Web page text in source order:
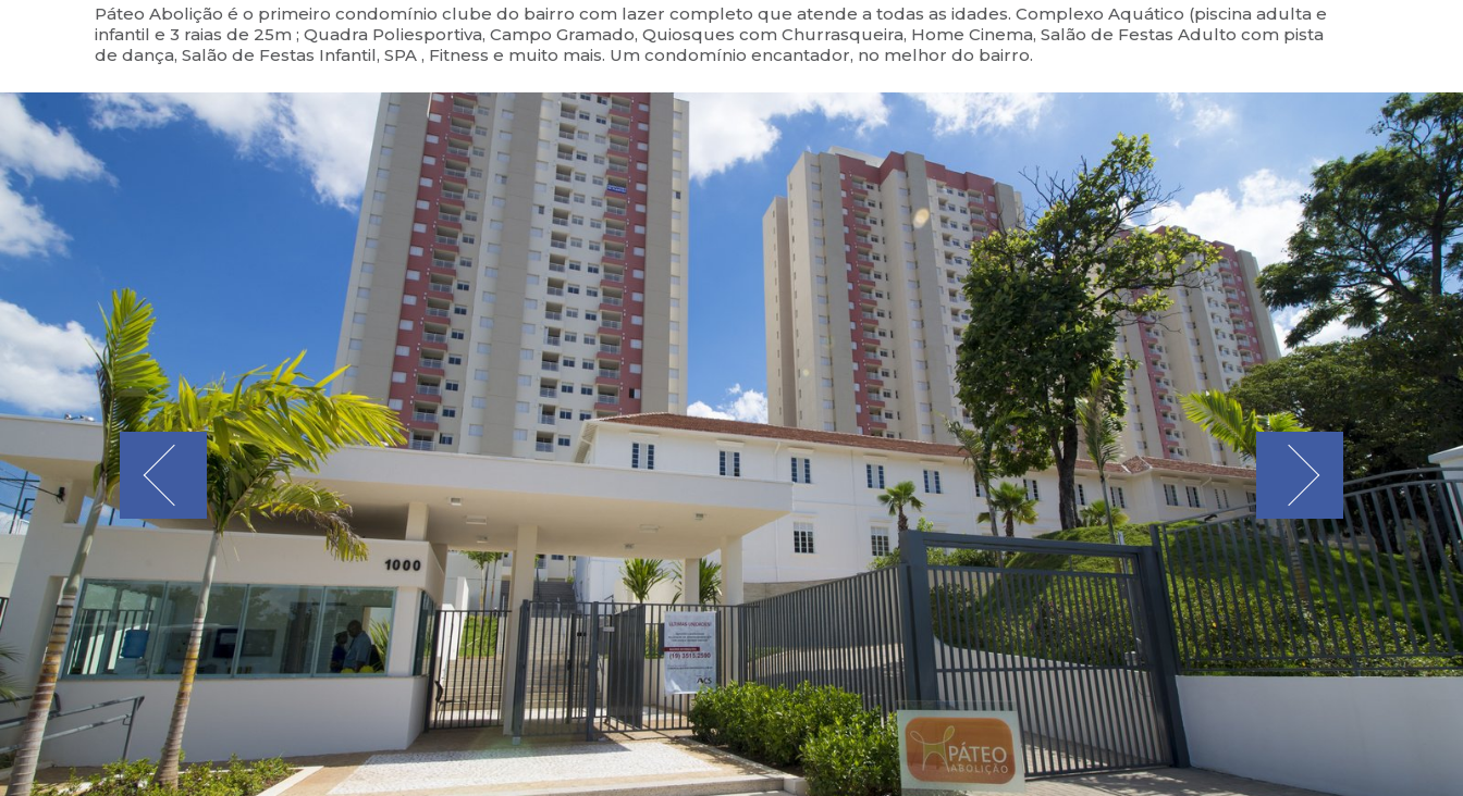
Páteo Abolição é o primeiro condomínio clube do bairro com lazer completo que atende a todas as idades. Complexo Aquático (piscina adulta e
infantil e 3 raias de 25m ; Quadra Poliesportiva, Campo Gramado, Quiosques com Churrasqueira, Home Cinema, Salão de Festas Adulto com pista
de dança, Salão de Festas Infantil, SPA , Fitness e muito mais. Um condomínio encantador, no melhor do bairro.